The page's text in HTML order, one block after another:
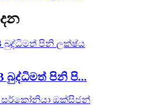
බුද්ධිමත් පිනි පි...